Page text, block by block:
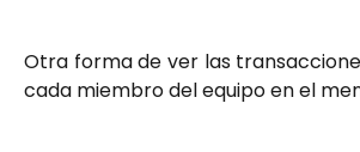
Otra forma de ver las
cada miembro del equipo en el